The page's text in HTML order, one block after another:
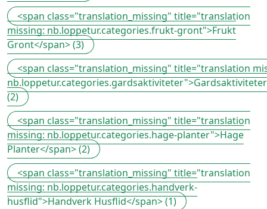
<span class="translation_missing" title="translation
missing: nb.loppetur.categories.frukt-gront">Frukt
Gront</span> (3)
<span class="translation_missing" title="translation
(2)
<span class="translation_missing" title="translation
missing: nb.loppetur.categories.hage-planter">Hage
Planter</span> (2)
<span class="translation_missing" title="translation
missing: nb.loppetur.categories.handverk-
husflid">Handverk Husflid</span> (1)